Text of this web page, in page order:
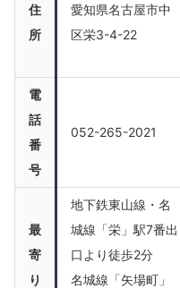
住
所
愛知県名古屋市中
区栄3-4-22
電
話
番
号
052-265-2021
最
寄
り
地下鉄東山線・名
城線「栄」駅7番出
口より徒歩2分
名城線「矢場町」